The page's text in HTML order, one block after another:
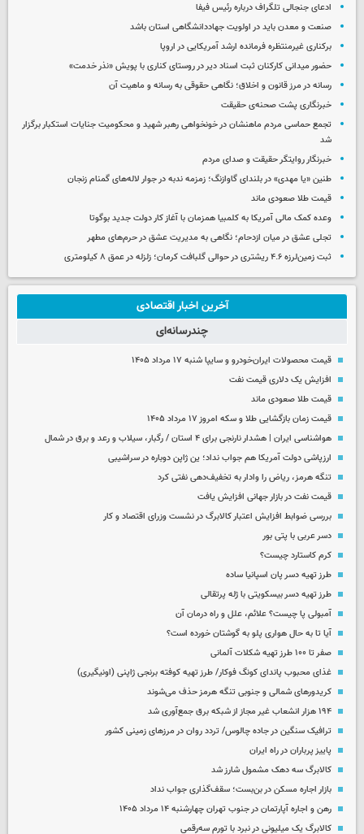
ادعای جنجالی تلگراف درباره رئیس فیفا
صنعت و معدن باید در اولویت جهاددانشگاهی استان باشد
برکناری غیرمنتظره فرمانده ارشد آمریکایی در اروپا
حضور میدانی کارکنان ثبت اسناد دیر در روستای کناری با پویش «نذر خدمت»
رسانه در مرز قانون و اخلاق؛ نگاهی حقوقی به رسانه و ماهیت آن
خبرنگاری پشت صحنه‌ی حقیقت
تجمع حماسی مردم ماهنشان در خونخواهی رهبر شهید و محکومیت جنایات استکبار برگزار
شد
خبرنگار روایتگر حقیقت و صدای مردم
طنین «یا مهدی» در بلندای گاوازنگ؛ زمزمه ندبه در جوار لاله‌های گمنام زنجان
قیمت طلا صعودی ماند
وعده کمک مالی آمریکا به کلمبیا همزمان با آغاز کار دولت جدید بوگوتا
تجلی عشق در میان ازدحام؛ نگاهی به مدیریت عشق در حرم‌های مطهر
ثبت زمین‌لرزه ۴.۶ ریشتری در حوالی گلبافت کرمان؛ زلزله در عمق ۸ کیلومتری
آخرین اخبار اقتصادی
چندرسانه‌ای
قیمت محصولات ایران‌خودرو و سایپا شنبه ۱۷ مرداد ۱۴۰۵
افزایش یک دلاری قیمت نفت
قیمت طلا صعودی ماند
قیمت زمان بازگشایی طلا و سکه امروز ۱۷ مرداد ۱۴۰۵
هواشناسی ایران | هشدار نارنجی برای ۴ استان / رگبار، سیلاب و رعد و برق در شمال
ارزپاشی دولت آمریکا هم جواب نداد؛ ین ژاپن دوباره در سراشیبی
تنگه هرمز، ریاض را وادار به تخفیف‌دهی نفتی کرد
قیمت نفت در بازار جهانی افزایش یافت
بررسی ضوابط افزایش اعتبار کالابرگ در نشست وزرای اقتصاد و کار
دسر عربی با پتی بور
کرم کاستارد چیست؟
طرز تهیه دسر پان اسپانیا ساده
طرز تهیه دسر بیسکویتی با ژله پرتقالی
آمبولی پا چیست؟ علائم، علل و راه درمان آن
آیا تا به حال هواری پلو به گوشتان خورده است؟
صفر تا ۱۰۰ طرز تهیه شکلات آلمانی
غذای محبوب پاندای کونگ فوکار/ طرز تهیه کوفته برنجی ژاپنی (اونیگیری)
کریدورهای شمالی و جنوبی تنگه هرمز حذف می‌شوند
۱۹۴ هزار انشعاب غیر مجاز از شبکه برق جمع‌آوری شد
ترافیک سنگین در جاده چالوس/ تردد روان در مرزهای زمینی کشور
پاییز پرباران در راه ایران
کالابرگ سه دهک مشمول شارز شد
بازار اجاره مسکن در بن‌بست؛ سقف‌گذاری جواب نداد
رهن و اجاره آپارتمان در جنوب تهران چهارشنبه ۱۴ مرداد ۱۴۰۵
کالابرگ یک میلیونی در نبرد با تورم سه‌رقمی